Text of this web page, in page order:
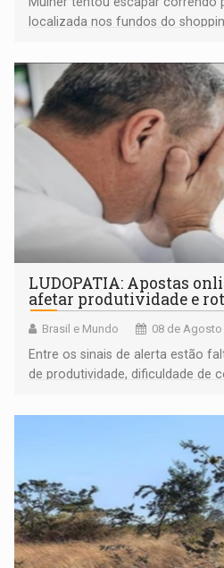
localizada nos fundos do
LUDOPATIA: Apostas
afetar produtividade e
Brasil e Mundo 08 de Agosto
Entre os sinais de alerta estão
de produtividade, dificuldade de